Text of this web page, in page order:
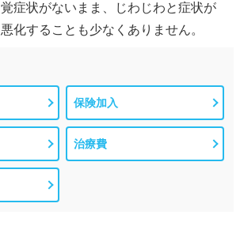
覚症状がないまま、じわじわと症状が
悪化することも少なくありません。
保険加入
治療費